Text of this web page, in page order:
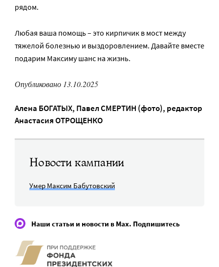
рядом.
Любая ваша помощь – это кирпичик в мост между
тяжелой болезнью и выздоровлением. Давайте вместе
подарим Максиму шанс на жизнь.
Опубликовано 13.10.2025
Алена БОГАТЫХ, Павел СМЕРТИН (фото), редактор
Анастасия ОТРОЩЕНКО
Новости кампании
Умер Максим Бабутовский
Наши статьи и новости в Max. Подпишитесь